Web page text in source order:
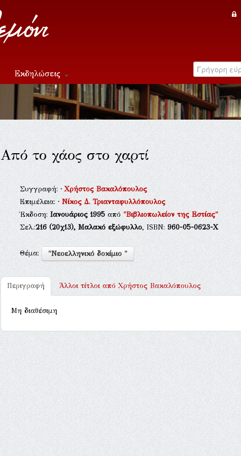
Εκδηλώσεις
Από το χάος στο χαρτί
Συγγραφή:·Χρήστος Βακαλόπουλος
Επιμέλεια:·Νίκος Δ. Τριανταφυλλόπουλος
Έκδοση:Ιανουάριος 1995από"Βιβλιοπωλείον της Εστίας"
Σελ.:216(20χ13), Μαλακό εξώφυλλο, ISBN:960-05-0623-Χ
Θέμα: "Νεοελληνικό δοκίμιο "
Περιγραφή Άλλοι τίτλοι απόΧρήστος Βακαλόπουλος
Μη διαθέσιμη